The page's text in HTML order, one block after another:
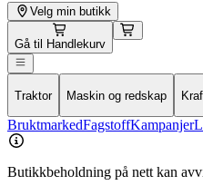
Velg min butikk
Gå til Handlekurv
Traktor Maskin og redskap
BruktmarkedFagstoffKampanjer
Butikkbeholdning på nett kan